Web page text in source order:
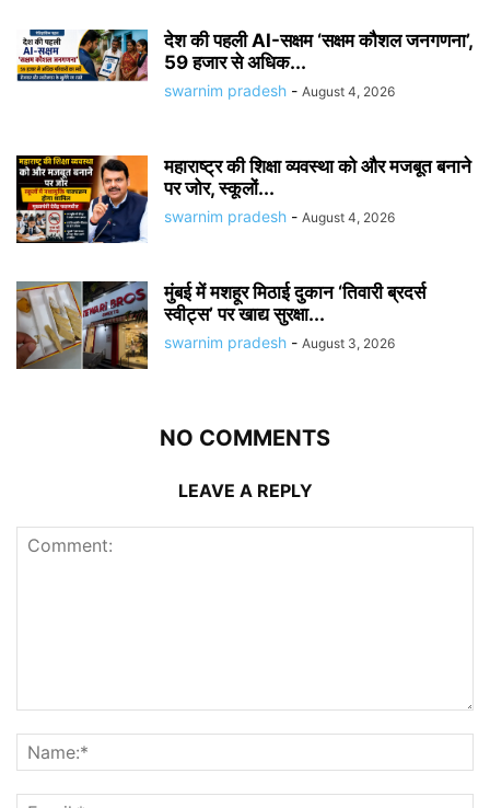
देश की पहली AI-सक्षम ‘सक्षम कौशल जनगणना’,
59 हजार से अधिक...
swarnim pradesh - August 4, 2026
महाराष्ट्र की शिक्षा व्यवस्था को और मजबूत बनाने
पर जोर, स्कूलों...
swarnim pradesh - August 4, 2026
मुंबई में मशहूर मिठाई दुकान ‘तिवारी ब्रदर्स
स्वीट्स’ पर खाद्य सुरक्षा...
swarnim pradesh - August 3, 2026
NO COMMENTS
LEAVE A REPLY